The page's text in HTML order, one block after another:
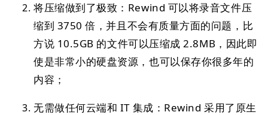
将压缩做到了极致：Rewind 可以将录音文件压
缩到 3750 倍，并且不会有质量方面的问题，比
方说 10.5GB 的文件可以压缩成 2.8MB，因此即
使是非常小的硬盘资源，也可以保存你很多年的
内容；
无需做任何云端和 IT 集成：Rewind 采用了原生